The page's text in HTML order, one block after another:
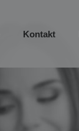
Kontakt